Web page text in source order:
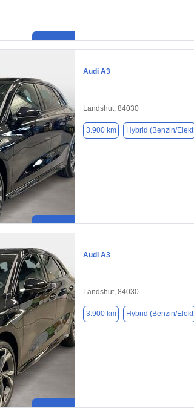
Audi A3
Landshut, 84030
3.900 km Hybrid (Benzin/Elekt
Audi A3
Landshut, 84030
3.900 km Hybrid (Benzin/Elekt